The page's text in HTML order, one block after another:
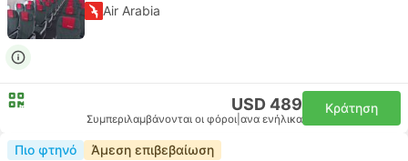
Air Arabia
USD 489
Συμπεριλαμβάνονται οι φόροι ανα ενήλικα
Κράτηση
Πιο φτηνό Άμεση επιβεβαίωση